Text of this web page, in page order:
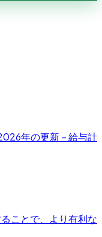
年の更新 – 給与計
ことで、より有利な